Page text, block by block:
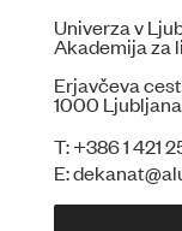
Univerza v
Akademija za
Erjavčeva
1000 Ljubljana
T:+386 1 421
E: